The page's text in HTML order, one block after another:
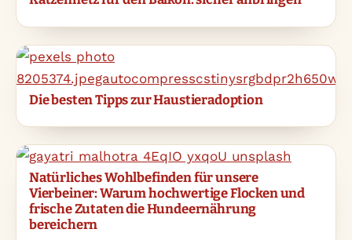
Die besten Tipps zur Haustieradoption
Natürliches Wohlbefinden für unsere
Vierbeiner: Warum hochwertige Flocken und
frische Zutaten die Hundeernährung
bereichern